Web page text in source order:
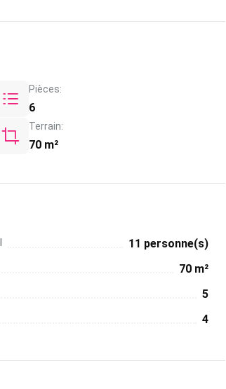
Pièces:
6
Terrain:
70 m²
11 personne(s)
70 m²
5
4